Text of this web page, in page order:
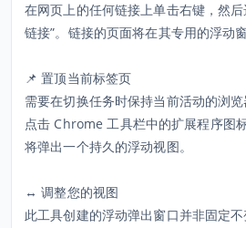
在网页上的任何链接上单击右键，然
链接”。链接的页面将在其专用的浮动
📌 置顶当前标签页
需要在切换任务时保持当前活动的浏
点击 Chrome 工具栏中的扩展程序图
将弹出一个持久的浮动视图。
↔️ 调整您的视图
此工具创建的浮动弹出窗口并非固定